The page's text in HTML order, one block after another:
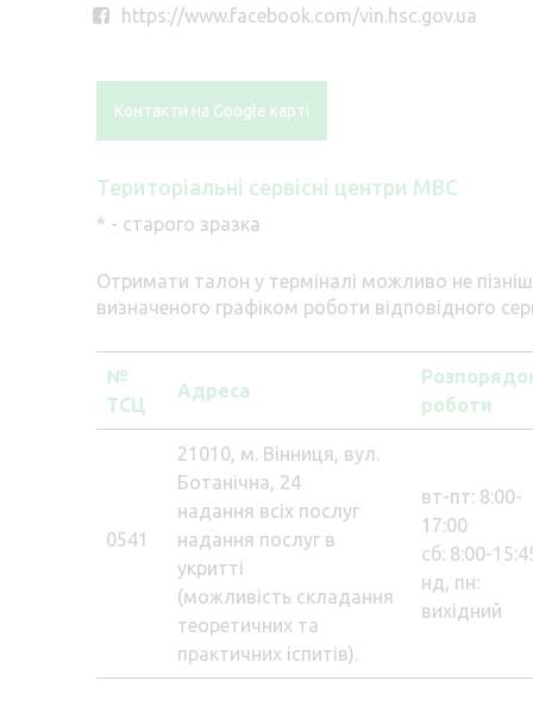
https://www.facebook.com/vin.hsc.gov.ua
Контакти на Google карті
Територіальні сервісні центри МВС
* - старого зразка
Отримати талон у терміналі можливо не
визначеного графіком роботи відповідного
№
ТСЦ
Адреса
роботи
0541
21010, м. Вінниця, вул.
Ботанічна, 24
надання всіх послуг
надання послуг в
укритті
(можливість складання
теоретичних та
практичних іспитів).
вт-пт: 8:00-
17:00
сб: 8:00-
нд, пн:
вихідний